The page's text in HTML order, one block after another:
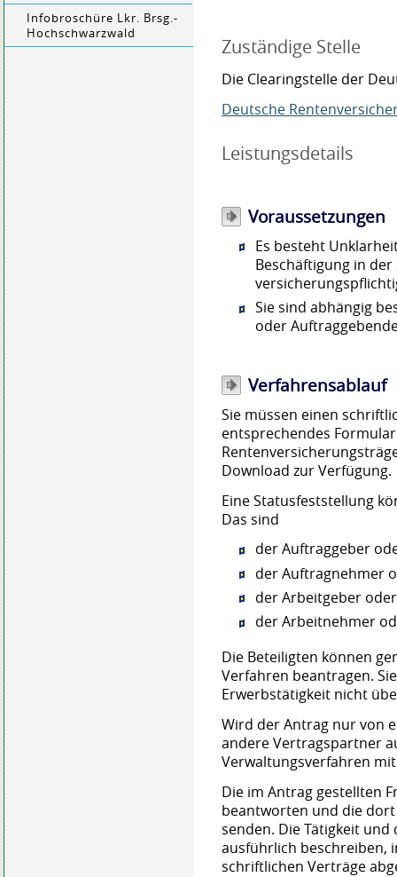
Infobroschüre Lkr. Brsg.-
Hochschwarzwald
Zuständige Stelle
Die Clearingstelle der
Deutsche
Leistungsdetails
Voraussetzungen
Es besteht
Beschäftigung in
Sie sind abhängig
oder
Verfahrensablauf
Sie müssen einen
entsprechendes
Download zur Verfügung.
Eine Statusfeststellung
Das sind
der Auftraggeber
der Auftragnehmer
der Arbeitgeber
der Arbeitnehmer
Die Beteiligten können
Verfahren beantragen.
Erwerbstätigkeit nicht
Wird der Antrag nur von
andere Vertragspartner
Verwaltungsverfahren
Die im Antrag gestellten
beantworten und die
senden. Die Tätigkeit
ausführlich beschreiben,
schriftlichen Verträge